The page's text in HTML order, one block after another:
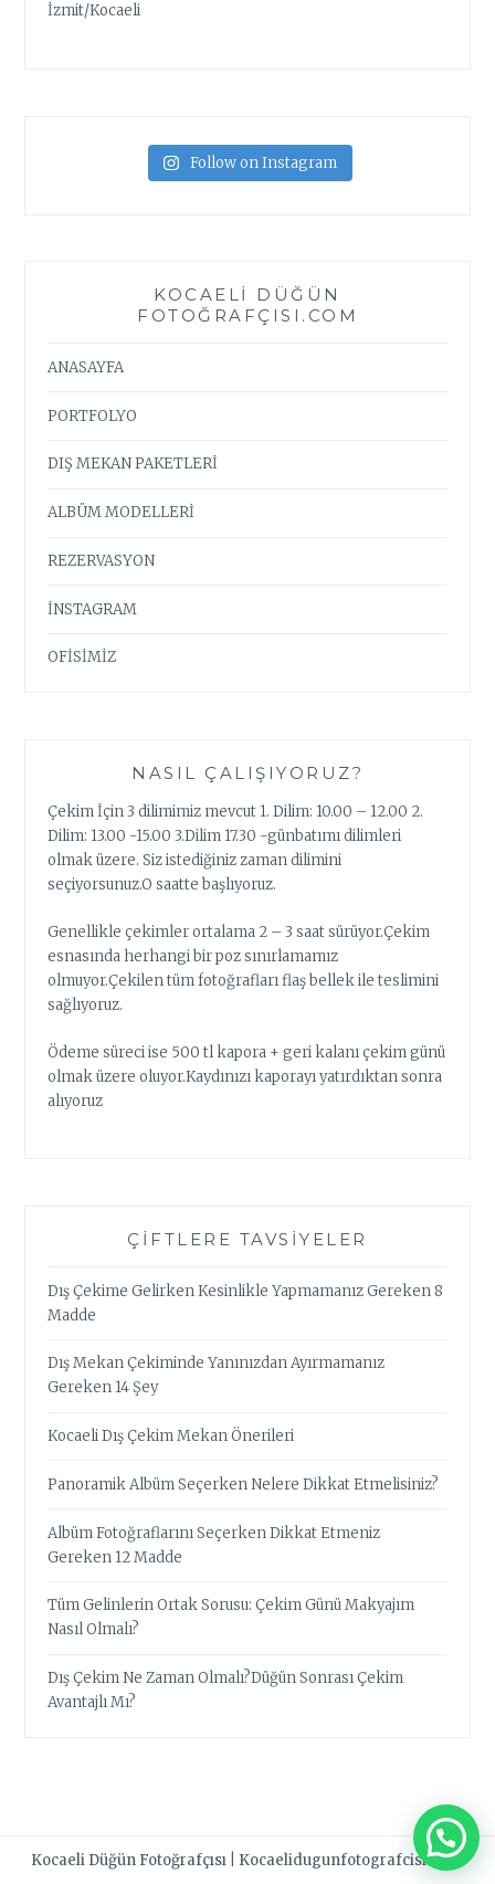
İzmit/Kocaeli
Follow on Instagram
KOCAELI DÜĞÜN
FOTOĞRAFÇISI.COM
ANASAYFA
PORTFOLYO
DIŞ MEKAN PAKETLERİ
ALBÜM MODELLERİ
REZERVASYON
İNSTAGRAM
OFİSİMİZ
NASIL ÇALIŞIYORUZ?
Çekim İçin 3 dilimimiz mevcut 1. Dilim: 10.00 – 12.00 2.
Dilim: 13.00 -15.00 3.Dilim 17.30 -günbatımı dilimleri
olmak üzere. Siz istediğiniz zaman dilimini
seçiyorsunuz.O saatte başlıyoruz.
Genellikle çekimler ortalama 2 – 3 saat sürüyor.Çekim
esnasında herhangi bir poz sınırlamamız
olmuyor.Çekilen tüm fotoğrafları flaş bellek ile teslimini
sağlıyoruz.
Ödeme süreci ise 500 tl kapora + geri kalanı çekim günü
olmak üzere oluyor.Kaydınızı kaporayı yatırdıktan sonra
alıyoruz
ÇIFTLERE TAVSIYELER
Dış Çekime Gelirken Kesinlikle Yapmamanız Gereken 8
Madde
Dış Mekan Çekiminde Yanınızdan Ayırmamanız
Gereken 14 Şey
Kocaeli Dış Çekim Mekan Önerileri
Panoramik Albüm Seçerken Nelere Dikkat Etmelisiniz?
Albüm Fotoğraflarını Seçerken Dikkat Etmeniz
Gereken 12 Madde
Tüm Gelinlerin Ortak Sorusu: Çekim Günü Makyajım
Nasıl Olmalı?
Dış Çekim Ne Zaman Olmalı?Düğün Sonrası Çekim
Avantajlı Mı?
Kocaeli Düğün Fotoğrafçısı Kocaelidugunfotografcisi.com